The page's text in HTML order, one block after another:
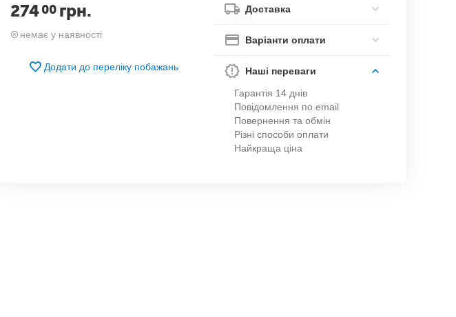
27400 грн.
немає у наявності
Додати до переліку побажань
Доставка
Варіанти оплати
Наші переваги
Гарантія 14 днів
Повідомлення по email
Повернення та обмін
Різні способи оплати
Найкраща ціна